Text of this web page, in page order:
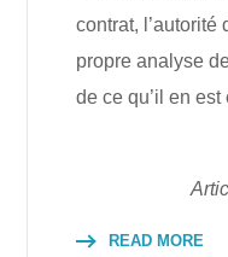
contrat, l’autorité
propre analyse
de ce qu’il en est
READ MORE